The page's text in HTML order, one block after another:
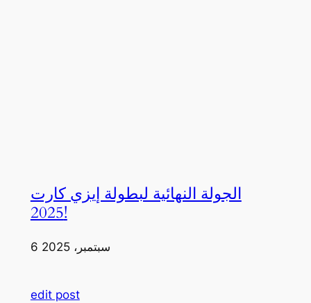
الجولة النهائية لبطولة إيزي كارت
2025!
6 سبتمبر، 2025
edit post